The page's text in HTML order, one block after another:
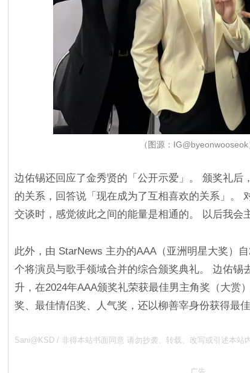
（图源：IG@byeonwooseok
边佑锡还回应了金秀贤的「公开示爱」。 颁奖礼后
的关系，回答说「现在成为了互相喜欢的关系」。
交谈时，感觉彼此之间的能量是相通的。 以后我会
此外，由 StarNews 主办的AAA（亚洲明星大奖）
个将演员与歌手领域合并的综合颁奖典礼。 边佑锡
升，在2024年AAA颁奖礼荣获最佳男主角奖（大赏
奖、最佳情侣奖、人气奖，还以柳善宰身份获得最佳
Sani@KSD / 非得本站书面同意 请勿抄袭、转载、改写或引述本站